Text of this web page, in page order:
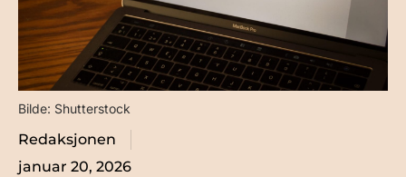
Bilde: Shutterstock
Redaksjonen
januar 20, 2026